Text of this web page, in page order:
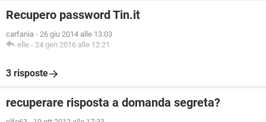
Recupero password Tin.it
carfania - 26 giu 2014 alle 13:03
elle - 24 gen 2016 alle 12:21
3 risposte
recuperare risposta a domanda segreta?